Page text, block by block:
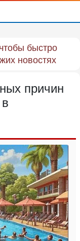
быстро
новостях
причин